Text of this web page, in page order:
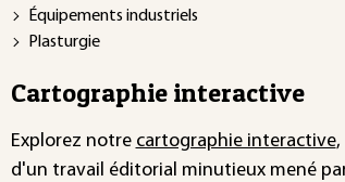
Équipements industriels
Plasturgie
Cartographie interactive
Explorez notre cartographie interactive,
d'un travail éditorial minutieux mené